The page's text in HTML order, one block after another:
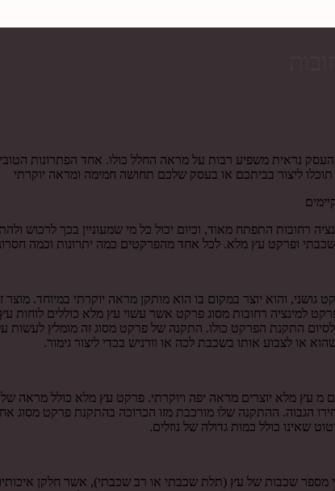
נראית משפיע רבות על מראה החלל כולו. אחד הפתרונות
ליצור בביתכם או בעסק שלכם תחושה חמימה ומראה יוקרתי
רחובות התפתח מאוד, וכיום יכול כל מי שמעוניין בכך לרכוש
ופרקט עץ מלא. לכל אחד מהפרקטים כמה יתרונות וכמה
והוא יוצר במקום בו הוא מותקן מראה יוקרתי במיוחד.
התקנת הפרקט כולו. התקנה של פרקט מסוג זה מומלץ
או לצבוע אותו בשכבת לכה או וורניש בכדי ליצור גימור.
מ עץ מלא יוצרים מראה יפה ויוקרתי. פרקט עץ מלא כולל
הגבוה. ההתקנה שלו מורכבת מזו הכרוכה בהתקנת פרקט מסוג
שאינו כולל כמות גדולה של נוזלים.
שכבות של עץ (תלת שכבתי או רב שכבתי), אשר חלקן איכותיות